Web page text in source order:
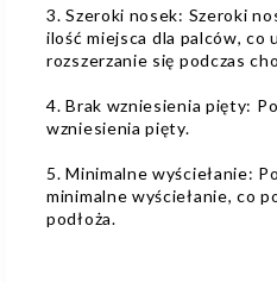
3. Szeroki nosek: Szeroki
ilość miejsca dla palców, co
rozszerzanie się podczas
4. Brak wzniesienia pięty:
wzniesienia pięty.
5. Minimalne wyściełanie:
minimalne wyściełanie, co
podłoża.